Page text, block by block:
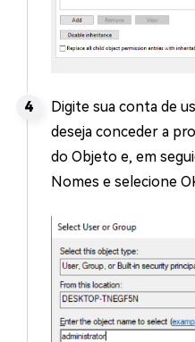
Digite sua conta de
deseja conceder a
do Objeto e, em
Nomes e selecione